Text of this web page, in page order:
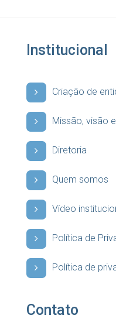
Institucional
Criação de
Missão, visão
Diretoria
Quem somos
Vídeo
Política de
Política de
Contato